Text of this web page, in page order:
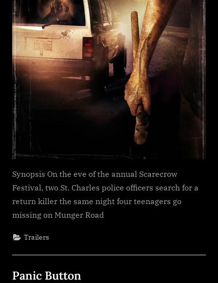
Synopsis On the eve of the annual Scarecrow
Festival, two St. Charles police officers search for a
return killer the same night four teenagers go
missing on Munger Road
Trailers
Panic Button